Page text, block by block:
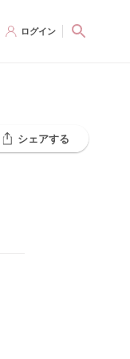
ログイン
シェアする